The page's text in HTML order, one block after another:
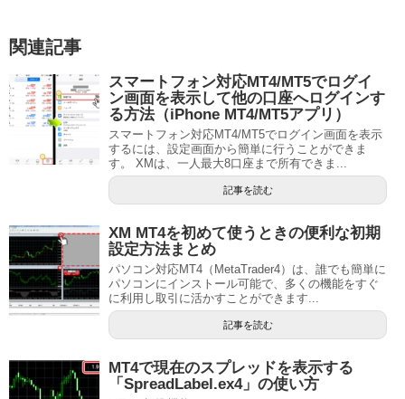
関連記事
スマートフォン対応MT4/MT5でログイ
ン画面を表示して他の口座へログインす
る方法（iPhone MT4/MT5アプリ）
スマートフォン対応MT4/MT5でログイン画面を表示
するには、設定画面から簡単に行うことができま
す。 XMは、一人最大8口座まで所有できま...
記事を読む
XM MT4を初めて使うときの便利な初期
設定方法まとめ
パソコン対応MT4（MetaTrader4）は、誰でも簡単に
パソコンにインストール可能で、多くの機能をすぐ
に利用し取引に活かすことができます...
記事を読む
MT4で現在のスプレッドを表示する
「SpreadLabel.ex4」の使い方